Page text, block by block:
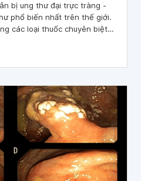
bị ung thư đại trực tràng -
phổ biến nhất trên thế giới.
các loại thuốc chuyên biệt
thể. Hãy cùng tìm hiểu chi